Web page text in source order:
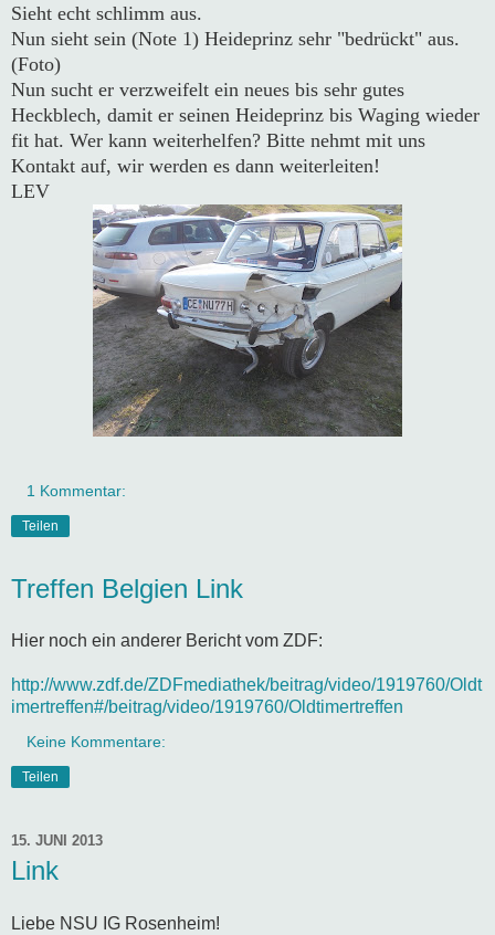
Sieht echt schlimm aus.
Nun sieht sein (Note 1) Heideprinz sehr "bedrückt" aus.
(Foto)
Nun sucht er verzweifelt ein neues bis sehr gutes
Heckblech, damit er seinen Heideprinz bis Waging wieder
fit hat. Wer kann weiterhelfen? Bitte nehmt mit uns
Kontakt auf, wir werden es dann weiterleiten!
LEV
1 Kommentar:
Teilen
Treffen Belgien Link
Hier noch ein anderer Bericht vom ZDF:
http://www.zdf.de/ZDFmediathek/beitrag/video/1919760/Oldt
imertreffen#/beitrag/video/1919760/Oldtimertreffen
Keine Kommentare:
Teilen
15. JUNI 2013
Link
Liebe NSU IG Rosenheim!